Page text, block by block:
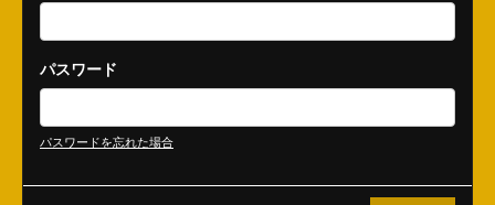
パスワード
パスワードを忘れた場合